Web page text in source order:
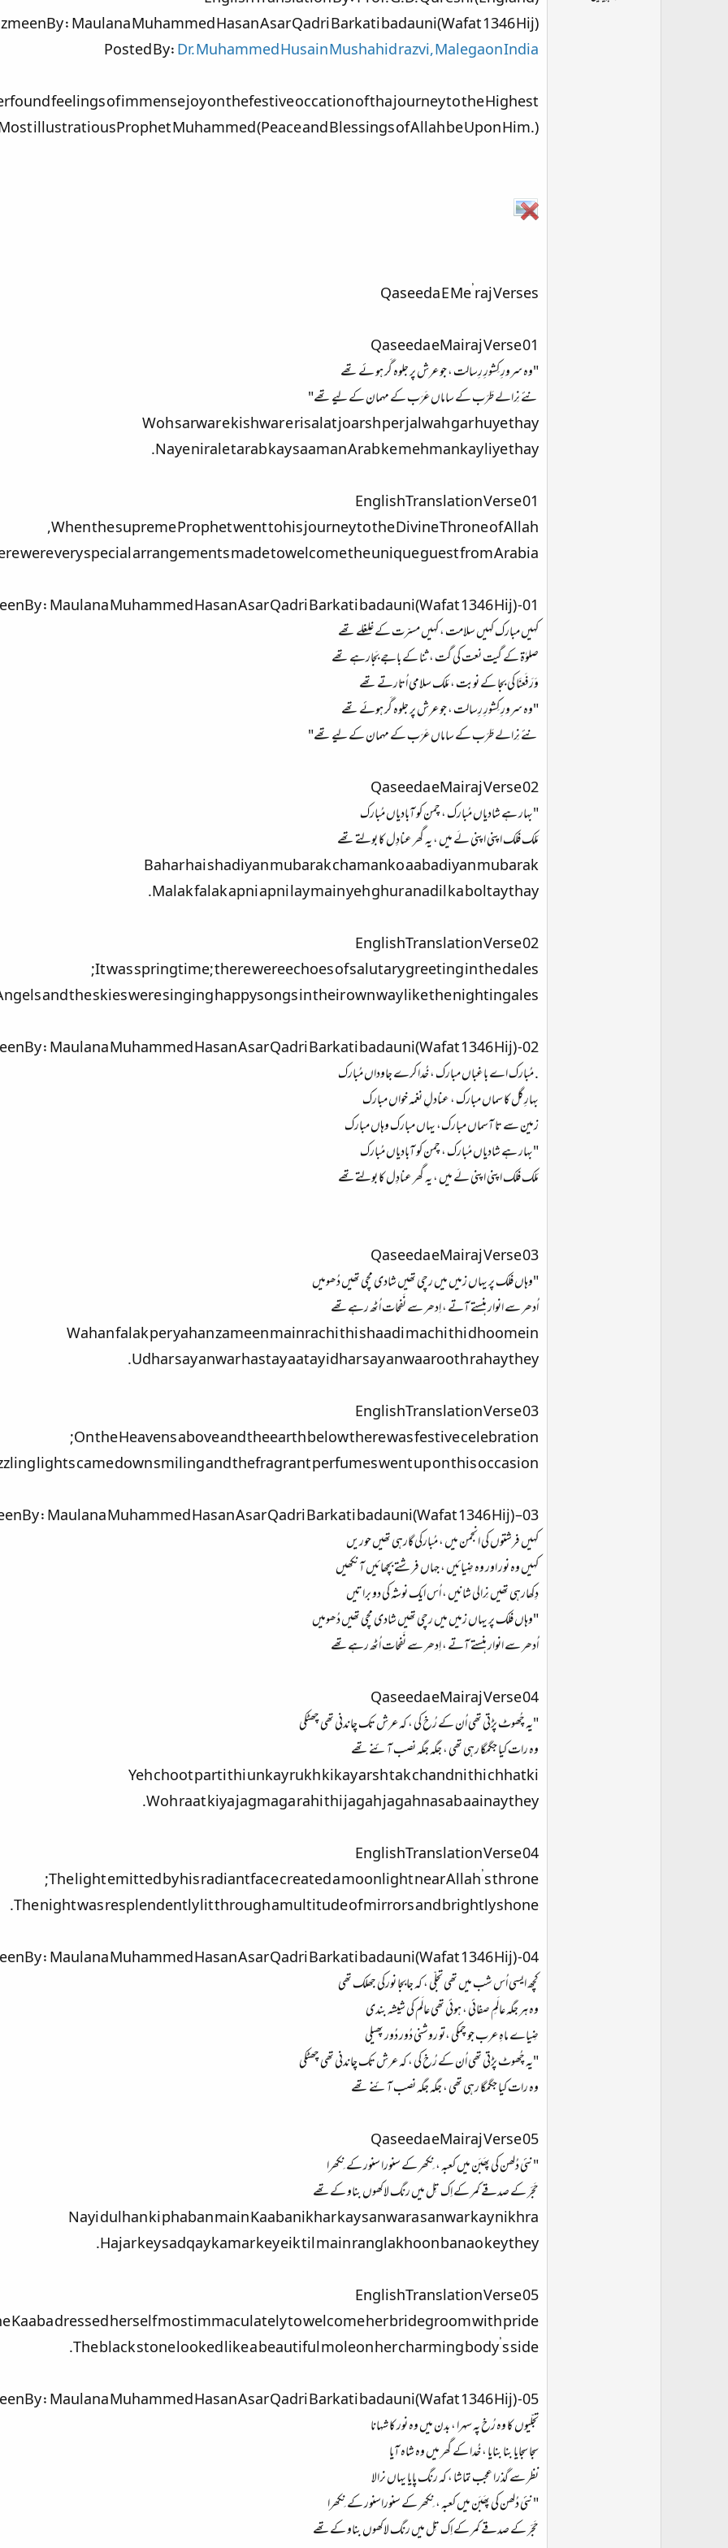
: Maulana Muhammed Hasan Asar Qadri Barkati badauni(Wafat 1346 Hij)
Posted By:Dr. Muhammed Husain Mushahid razvi, Malegaon India
feelings of immense joy on thefestive occation of tha journey to the Highest
illustratiousProphet Muhammed (Peace and Blessings of Allah be Upon Him.)
Qaseeda E Me’raj Verses
Qaseeda eMairaj Verse 01
"وہ سرورِ کِشورِ رِسالت ، جو عرش پر جلوہ گَر ہو ئے تھے
نئے نِرالے طَرَب کے ساماں عَرَب کے مہمان کے لیے تھے"
Woh sarwar e kishwar e risalat joarsh per jalwah gar huye thay
Naye nirale tarab kay saaman Arab ke mehmankay liye thay.
EnglishTranslation Verse 01
When the supreme Prophet went tohis journey to the Divine Throne of Allah,
were very special arrangements made towelcome the unique guest from Arabia’
: Maulana Muhammed Hasan Asar Qadri Barkati badauni(Wafat 1346 Hij) -01
کہیں مبارک کہیں سلامت ، کہیں مسرّت کے غلغلے تھے
صلوٰۃ کے گیت نعت کی گت ، ثنا کے باجے بَجارہے تھے
وَرَفَعنَا کی بجا کے نوبت ، مَلک سلامی اُتارتے تھے
"وہ سرورِ کِشورِ رِسالت ، جو عرش پر جلوہ گَر ہوئے تھے
نئے نِرالے طَرَب کے ساماں عَرَب کے مہمان کے لیے تھے"
Qaseeda eMairaj Verse 02
"بہار ہے شادیاں مُبارک ، چمن کو آبادیاں مُبارک
مَلک فلک اپنی اپنی لَے میں ، یہ گھر عنادِل کا بولتے تھے
Bahar hai shadiyan mubarak chamanko aabadiyan mubarak
Malak falak apni apni lay main yeh ghur anadil ka boltay thay.
EnglishTranslation Verse 02
It was springtime; there wereechoes of salutary greeting in the dales;
and the skies were singing happysongs in their own way like the nightingales.
: Maulana Muhammed Hasan Asar Qadri Barkati badauni(Wafat 1346 Hij) -02
. مُبارک اے باغباں مبارک ، خُدا کرے جاوداں مُبارک
بہارِ گل کا سماں مبارک ، عنادلِ نغمہ خواں مبارک
زمین سے تا آسماں مبارک، یہاں مبارک وہاں مبارک
"بہار ہے شادیاں مُبارک ، چمن کو آبادیاں مُبارک
مَلک فلک اپنی اپنی لَے میں ، یہ گھر عنادِل کا بولتےتھے
Qaseeda eMairaj Verse 03
"وہاں فلک پر یہاں زمیں میں رچی تھیں شادی مچی تھیں دُھومیں
اُدھر سے انوار ہنستے آتے ، اِدھر سے نَفحات اُٹھ رہےتھے
Wahan falak per yahan zameen mainrachi thi shaadi machi thi dhoomein
Udhar say anwar hastay aatay idhar say anwaarooth rahay they.
EnglishTranslation Verse 03
On the Heavens above and theearth below there was festive celebration;
lights came down smiling and thefragrant perfumes went up on this occasion.
: Maulana Muhammed Hasan Asar Qadri Barkati badauni(Wafat 1346 Hij) –03
کہیں فرشتوں کی انجمن میں ، مُبارکی گارہی تھیں حوریں
کہیں وہ نور اور وہ ضِیائیں ، جہاں فرشتے بچھائیں آنکھیں
دِکھارہی تھیں نِرالی شانیں ، اُس ایک نوشہ کی دو براتیں
"وہاں فلک پر یہاں زمیں میں رچی تھیں شادی مچی تھیں دُھومیں
اُدھر سے انوار ہنستے آتے ، اِدھر سے نَفحات اُٹھ رہےتھے
Qaseeda eMairaj Verse 04
"یہ چُھوٹ پڑتی تھی اُن کے رُخ کی ، کہ عرش تک چاندنی تھی چھٹکی
وہ رات کیا جگمگا رہی تھی ، جگہ جگہ نصب آئنے تھے
Yeh choot parti thi unkay rukh kikay arsh tak chandni thi chhatki
Woh raat kiya jagmaga rahi thi jagah jagahnasab aainay they.
EnglishTranslation Verse 04
The light emitted by his radiantface created a moonlight near Allah’s throne;
The night was resplendently lit through amultitude of mirrors and brightly shone.
: Maulana Muhammed Hasan Asar Qadri Barkati badauni(Wafat 1346 Hij) -04
کچھ ایسی اُس شب میں تھی تجلّی ، کہ جابجا نورکی جھلک تھی
وہ ہر جگہ عالَمِ صفائی ، ہوئی تھی عالَم کی شیشہ بندی
ضِیاے ماہِ عرب جو چمکی ،تو روشنی دُور دُور پھیلی
"یہ چُھوٹ پڑتی تھی اُن کے رُخ کی ، کہ عرش تک چاندنی تھی چھٹکی
وہ رات کیا جگمگا رہی تھی ، جگہ جگہ نصب آئنے تھے
Qaseeda eMairaj Verse 05
"نئی دُلھن کی پھَبَن میں کعبہ ، نِکھر کے سنورا سنور کے نِکھرا
حَجَر کے صدقے کمر کے اِک تِل میں رنگ لاکھوں بناو کےتھے
Nayi dulhan ki phaban main Kaabanikhar kay sanwara sanwar kay nikhra
Hajar key sadqay kamar key eik til main ranglakhoon banao key they.
EnglishTranslation Verse 05
Kaaba dressed herself mostimmaculately to welcome her bridegroom with pride;
The black stone looked like a beautiful moleon her charming body’s side.
: Maulana Muhammed Hasan Asar Qadri Barkati badauni(Wafat 1346 Hij) -05
تجلّیوں کا وہ رُخ پہ سہرا ، بدن میں وہ نور کا شہانا
سجا سجایا بنا بنایا ، خُدا کے گھر میں وہ شاہ آیا
نظر سے گذرا عجب تماشا ، کہ رنگ پایا یہاں نرالا
"نئی دُلھن کی پھَبَن میں کعبہ ، نِکھر کے سنوراسنور کے نِکھرا
حَجَر کے صدقے کمر کے اِک تِل میں رنگ لاکھوں بناو کےتھے